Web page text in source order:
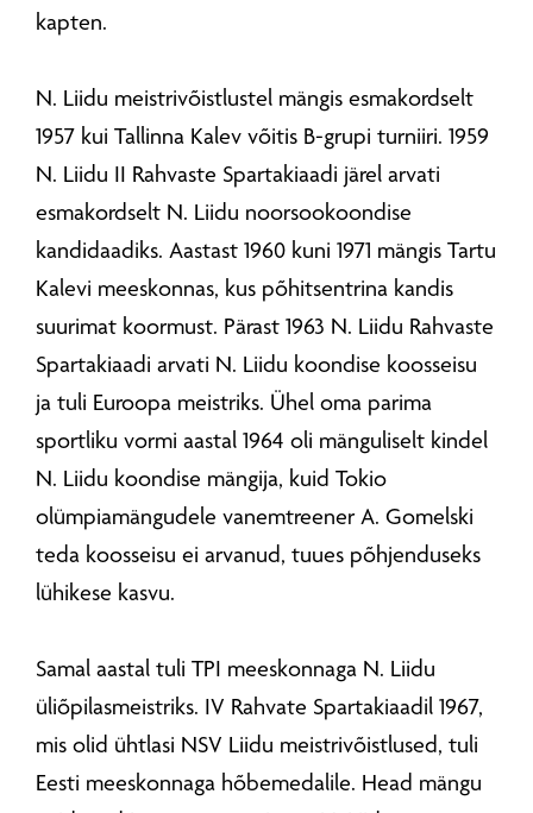
kapten.
N. Liidu meistrivõistlustel mängis esmakordselt
1957 kui Tallinna Kalev võitis B-grupi turniiri. 1959
N. Liidu II Rahvaste Spartakiaadi järel arvati
esmakordselt N. Liidu noorsookoondise
kandidaadiks. Aastast 1960 kuni 1971 mängis Tartu
Kalevi meeskonnas, kus põhitsentrina kandis
suurimat koormust. Pärast 1963 N. Liidu Rahvaste
Spartakiaadi arvati N. Liidu koondise koosseisu
ja tuli Euroopa meistriks. Ühel oma parima
sportliku vormi aastal 1964 oli mänguliselt kindel
N. Liidu koondise mängija, kuid Tokio
olümpiamängudele vanemtreener A. Gomelski
teda koosseisu ei arvanud, tuues põhjenduseks
lühikese kasvu.
Samal aastal tuli TPI meeskonnaga N. Liidu
üliõpilasmeistriks. IV Rahvate Spartakiaadil 1967,
mis olid ühtlasi NSV Liidu meistrivõistlused, tuli
Eesti meeskonnaga hõbemedalile. Head mängu